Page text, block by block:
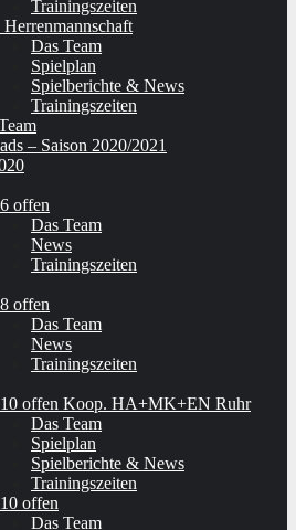
Trainingszeiten
Herrenmannschaft
Das Team
Spielplan
Spielberichte & News
Trainingszeiten
– Saison 2020/2021
offen
Das Team
News
Trainingszeiten
offen
Das Team
News
Trainingszeiten
offen Koop. HA+MK+EN Ruhr
Das Team
Spielplan
Spielberichte & News
Trainingszeiten
offen
Das Team